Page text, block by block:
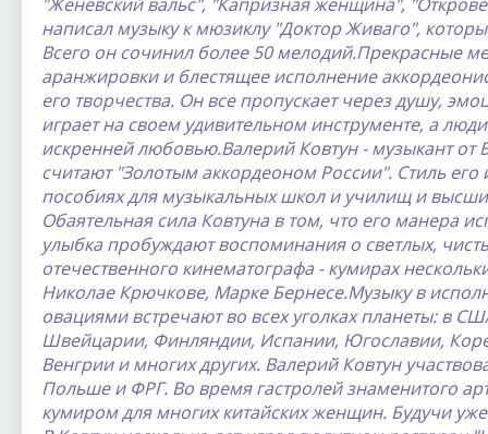
написал музыку к мюзиклу "Доктор Живаго",
Всего он сочинил более 50 мелодий.Прекрасные
аранжировки и блестящее исполнение
его творчества. Он все пропускает через душу,
играет на своем удивительном инструменте, а
искренней любовью.Валерий Ковтун - музыкант от
считают "Золотым аккордеоном России". Стиль его
пособиях для музыкальных школ и училищ и
Обаятельная сила Ковтуна в том, что его манера
улыбка пробуждают воспоминания о светлых,
отечественного кинематографа - кумирах
Николае Крючкове, Марке Бернесе.Музыку в
овациями встречают во всех уголках планеты: в
Швейцарии, Финляндии, Испании, Югославии,
Венгрии и многих других. Валерий Ковтун
Польше и ФРГ. Во время гастролей знаменитого
кумиром для многих китайских женщин. Будучи